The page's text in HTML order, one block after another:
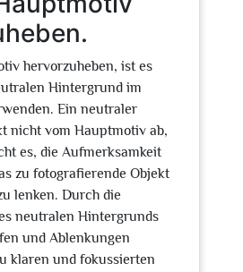
hervorzuheben, ist es
Hintergrund im
Ein neutraler
nicht vom Hauptmotiv ab,
es, die Aufmerksamkeit
zu fotografierende Objekt
lenken. Durch die
neutralen Hintergrunds
und Ablenkungen
klaren und fokussierten